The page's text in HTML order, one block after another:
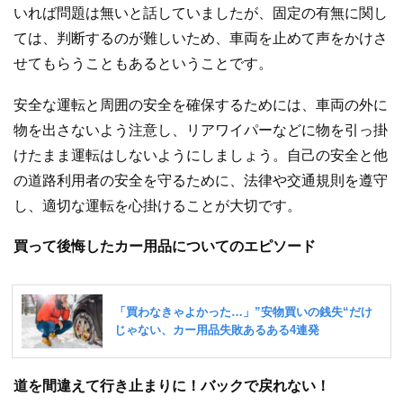
いれば問題は無いと話していましたが、固定の有無に関し
ては、判断するのが難しいため、車両を止めて声をかけさ
せてもらうこともあるということです。
安全な運転と周囲の安全を確保するためには、車両の外に
物を出さないよう注意し、リアワイパーなどに物を引っ掛
けたまま運転はしないようにしましょう。自己の安全と他
の道路利用者の安全を守るために、法律や交通規則を遵守
し、適切な運転を心掛けることが大切です。
買って後悔したカー用品についてのエピソード
道を間違えて行き止まりに！バックで戻れない！